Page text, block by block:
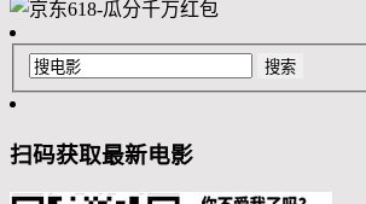
扫码获取最新电影